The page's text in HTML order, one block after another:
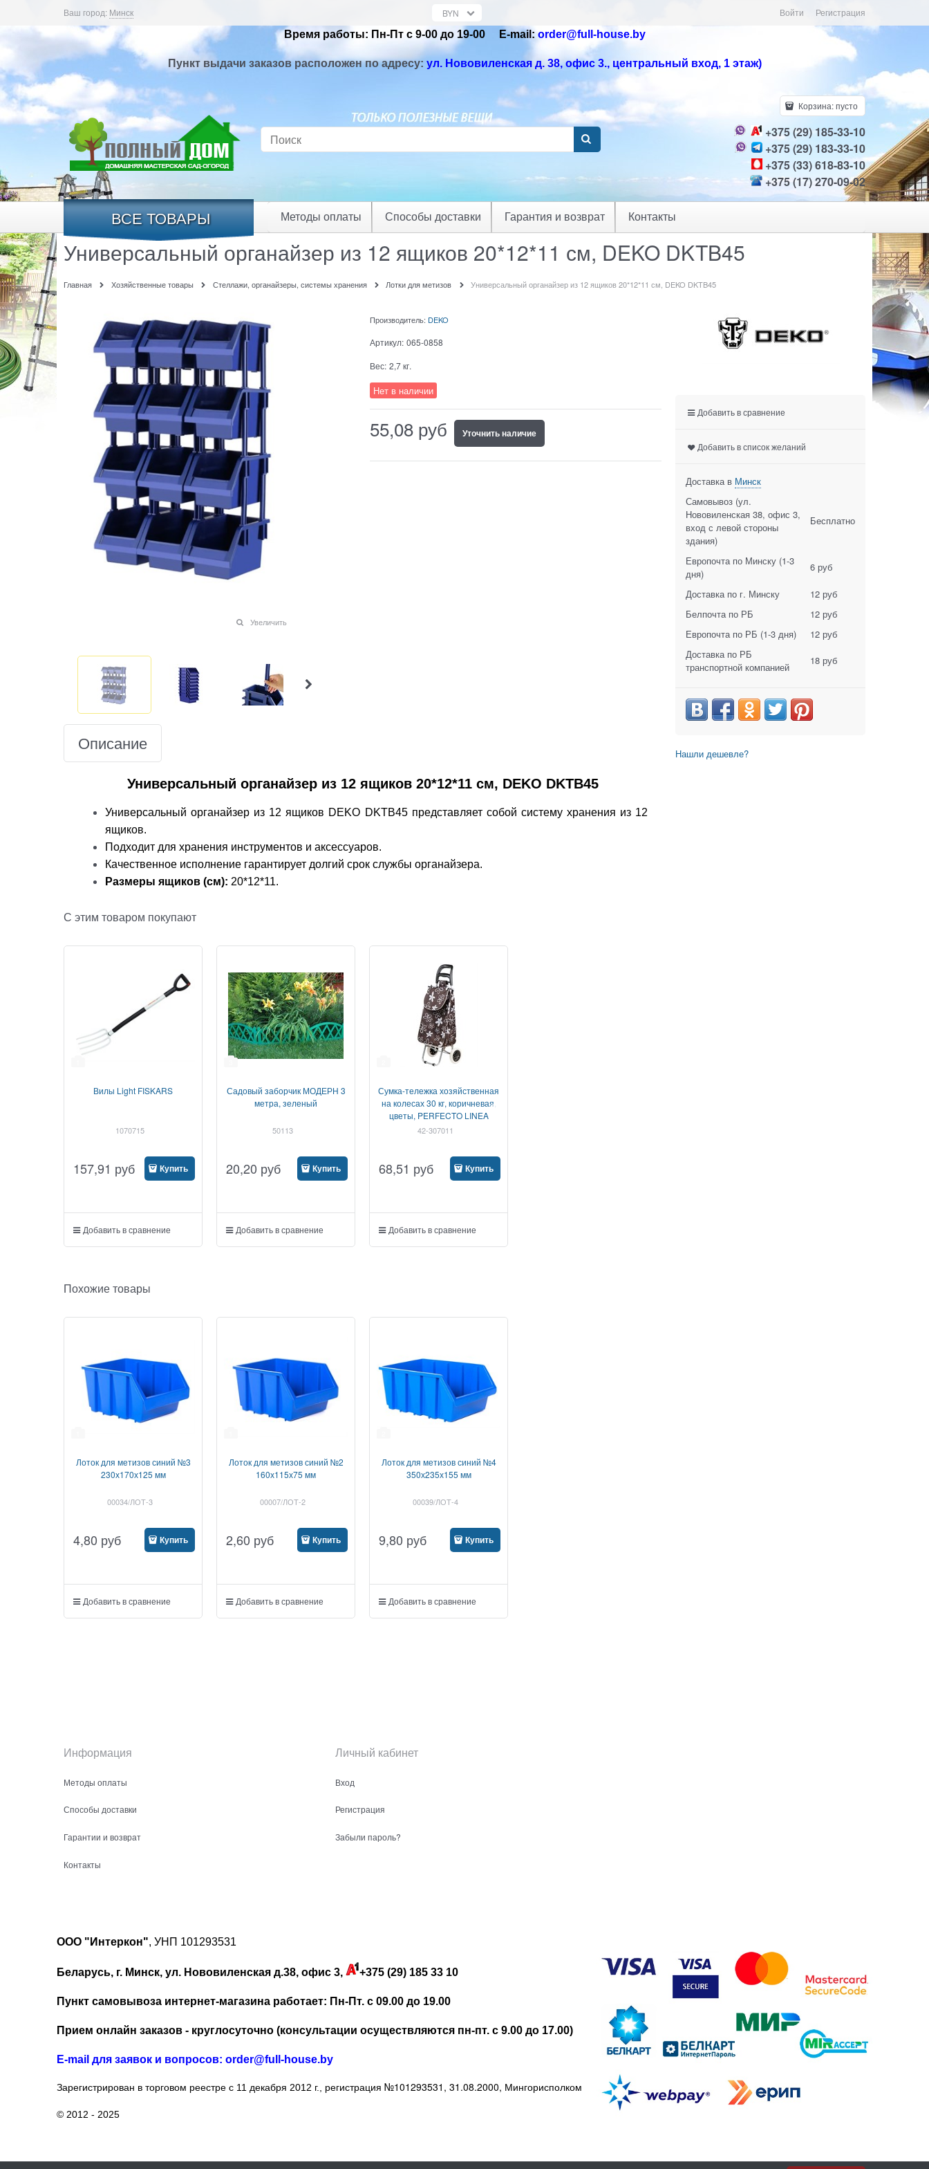
Ваш город: Минск Войти
Регистрация
Время работы: Пн-Пт с 9-00 до 19-00 Е-mail:order@full-house.by
Пункт выдачи заказов расположен по адресу: ул. Нововиленская д. 38, офис 3., центральный вход, 1 этаж)
Корзина:пусто
+375 (29) 185-33-10
+375 (29) 183-33-10
+375 (33) 618-83-10
+375 (17) 270-09-02
ВСЕ ТОВАРЫ Методы оплаты Способы доставки Гарантия и возврат Контакты
Универсальный органайзер из 12 ящиков 20*12*11 см, DEKO DKTB45
Главная Хозяйственные товары Стеллажи, органайзеры, системы хранения Лотки для метизов Универсальный органайзер из 12 ящиков 20*12*11 см, DEKO DKTB45
Увеличить
Производитель: DEKO
Артикул: 065-0858
Вес: 2,7кг.
Нет в наличии
55,08 руб Уточнить наличие
Описание
Универсальный органайзер из 12 ящиков 20*12*11 см, DEKO DKTB45
Универсальный органайзер из 12 ящиков DEKO DKTB45 представляет собой систему хранения из 12
ящиков.
Подходит для хранения инструментов и аксессуаров.
Качественное исполнение гарантирует долгий срок службы органайзера.
Размеры ящиков (см): 20*12*11.
С этим товаром покупают
Вилы Light FISKARS
1070715
157,91 руб Купить
Добавить в сравнение
Садовый заборчик МОДЕРН 3
метра, зеленый
50113
20,20 руб Купить
Добавить в сравнение
Сумка-тележка хозяйственная
на колесах 30 кг, коричневая,
цветы, PERFECTO LINEA
42-307011
68,51 руб Купить
Добавить в сравнение
Похожие товары
Лоток для метизов синий №3
230х170х125 мм
00034/ЛОТ-3
4,80 руб Купить
Добавить в сравнение
Лоток для метизов синий №2
160х115х75 мм
00007/ЛОТ-2
2,60 руб Купить
Добавить в сравнение
Лоток для метизов синий №4
350х235х155 мм
00039/ЛОТ-4
9,80 руб Купить
Добавить в сравнение
Добавить в сравнение
Добавить в список желаний
Доставка в Минск
Самовывоз (ул.
Нововиленская 38, офис 3,
вход с левой стороны
здания)
Бесплатно
Европочта по Минску (1-3
дня)
6 руб
Доставка по г. Минску
12 руб
Белпочта по РБ
12 руб
Европочта по РБ (1-3 дня)
12 руб
Доставка по РБ
транспортной компанией
18 руб
Нашли дешевле?
Информация
Методы оплаты
Способы доставки
Гарантии и возврат
Контакты
Личный кабинет
Вход
Регистрация
Забыли пароль?
ООО "Интеркон", УНП 101293531
Беларусь, г. Минск, ул. Нововиленская д.38, офис 3, +375 (29) 185 33 10
Пункт самовывоза интернет-магазина работает: Пн-Пт. с 09.00 до 19.00
Прием онлайн заказов - круглосуточно (консультации осуществляются пн-пт. с 9.00 до 17.00)
Е-mail для заявок и вопросов: order@full-house.by
Зарегистрирован в торговом реестре с 11 декабря 2012 г., регистрация №101293531, 31.08.2000, Мингорисполком
© 2012 - 2025